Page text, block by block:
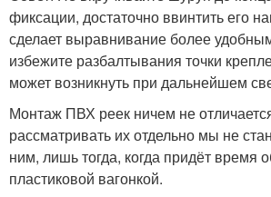
фиксации, достаточно ввинтить его
сделает выравнивание более
избежите разбалтывания точки
может возникнуть при дальнейшем
Монтаж ПВХ реек ничем не
рассматривать их отдельно мы не
ним, лишь тогда, когда придёт время
пластиковой вагонкой.